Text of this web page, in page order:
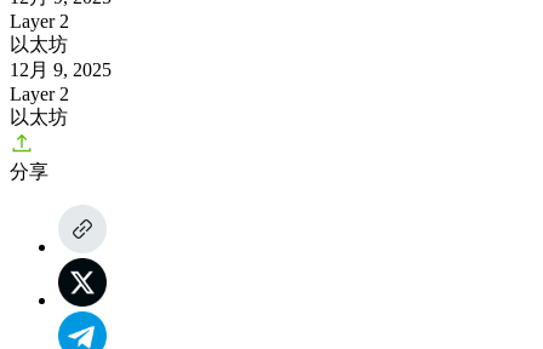
Layer 2
以太坊
12月 9, 2025
Layer 2
以太坊
分享